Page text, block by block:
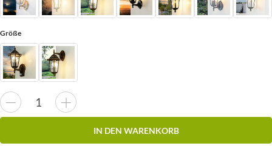
Größe
IN DEN WARENKORB